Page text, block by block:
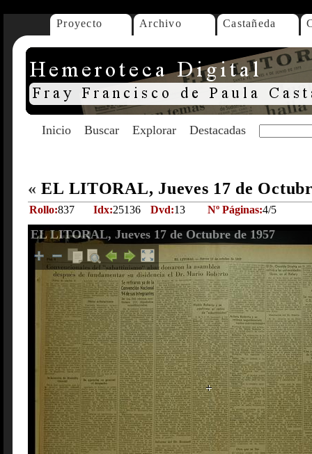
Proyecto Archivo Castañeda
Inicio Buscar Explorar Destacadas
« EL LITORAL, Jueves 17 de
Rollo:837 Idx:25136 Dvd:13 Nº Páginas:4/5
EL LITORAL, Jueves 17 de Octubre de 1957